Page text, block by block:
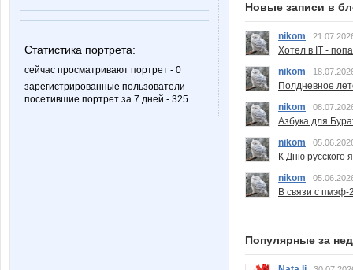
Статистика портрета:
сейчас просматривают портрет - 0
зарегистрированные пользователи
посетившие портрет за 7 дней - 325
Новые записи в
nikom
Хотел в IT -
nikom
Полдневное
nikom
Азбука для
nikom
К Дню русского
nikom
В связи с пмэф-
Популярные за